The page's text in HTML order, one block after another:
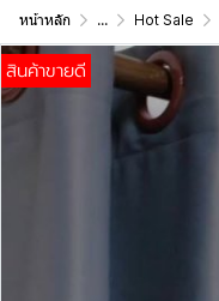
หน้าหลัก ... Hot Sale
สินค้าขายดี